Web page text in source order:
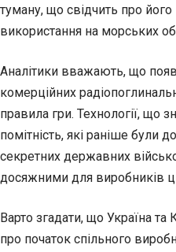
туману, що свідчить про його
використання на морських
Аналітики вважають, що
комерційних
правила гри. Технології, що
помітність, які раніше були
секретних державних
досяжними для виробників
Варто згадати, що Україна
про початок спільного